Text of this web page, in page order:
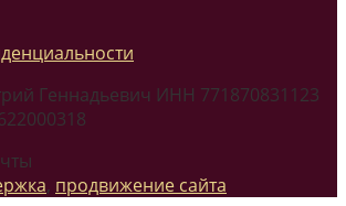
Геннадьевич ИНН 771870831123
, продвижение сайта